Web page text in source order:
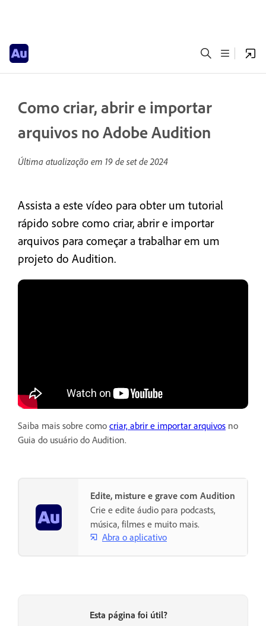
Como criar, abrir e importar
arquivos no Adobe Audition
Última atualização em 19 de set de 2024
Assista a este vídeo para obter um tutorial
rápido sobre como criar, abrir e importar
arquivos para começar a trabalhar em um
projeto do Audition.
Saiba mais sobre como criar, abrir e importar arquivos no
Guia do usuário do Audition.
Edite, misture e grave com Audition
Crie e edite áudio para podcasts,
música, filmes e muito mais.
Abra o aplicativo
Esta página foi útil?